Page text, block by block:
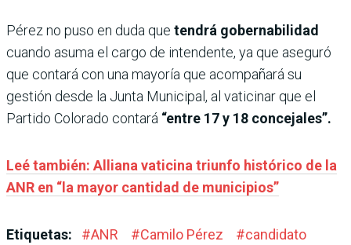
Pérez no puso en duda que tendrá gobernabilidad
cuando asuma el cargo de intendente, ya que aseguró
que contará con una mayoría que acompañará su
gestión desde la Junta Municipal, al vaticinar que el
Partido Colorado contará “entre 17 y 18 concejales”.
Leé también: Alliana vaticina triunfo histórico de la
ANR en “la mayor cantidad de municipios”
Etiquetas: #ANR #Camilo Pérez #candidato